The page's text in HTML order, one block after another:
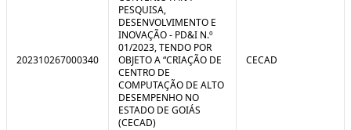
202310267000340
PESQUISA,
DESENVOLVIMENTO E
INOVAÇÃO - PD&I N.º
01/2023, TENDO POR
OBJETO A “CRIAÇÃO DE
CENTRO DE
COMPUTAÇÃO DE ALTO
DESEMPENHO NO
ESTADO DE GOIÁS
(CECAD)
CECAD